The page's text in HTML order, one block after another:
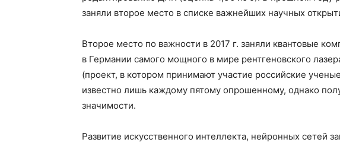
заняли второе место в списке важнейших научных
Второе место по важности в 2017 г. заняли квантовые
в Германии самого мощного в мире рентгеновского
(проект, в котором принимают участие российские
известно лишь каждому пятому опрошенному, однако
значимости.
Развитие искусственного интеллекта, нейронных сетей